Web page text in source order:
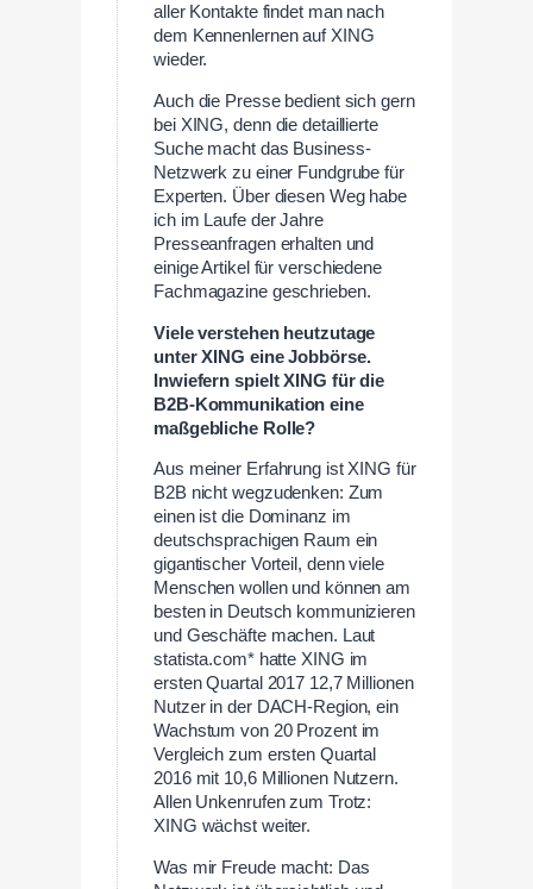
aller Kontakte findet man nach
dem Kennenlernen auf XING
wieder.
Auch die Presse bedient sich gern
bei XING, denn die detaillierte
Suche macht das Business-
Netzwerk zu einer Fundgrube für
Experten. Über diesen Weg habe
ich im Laufe der Jahre
Presseanfragen erhalten und
einige Artikel für verschiedene
Fachmagazine geschrieben.
Viele verstehen heutzutage
unter XING eine Jobbörse.
Inwiefern spielt XING für die
B2B-Kommunikation eine
maßgebliche Rolle?
Aus meiner Erfahrung ist XING für
B2B nicht wegzudenken: Zum
einen ist die Dominanz im
deutschsprachigen Raum ein
gigantischer Vorteil, denn viele
Menschen wollen und können am
besten in Deutsch kommunizieren
und Geschäfte machen. Laut
statista.com* hatte XING im
ersten Quartal 2017 12,7 Millionen
Nutzer in der DACH-Region, ein
Wachstum von 20 Prozent im
Vergleich zum ersten Quartal
2016 mit 10,6 Millionen Nutzern.
Allen Unkenrufen zum Trotz:
XING wächst weiter.
Was mir Freude macht: Das